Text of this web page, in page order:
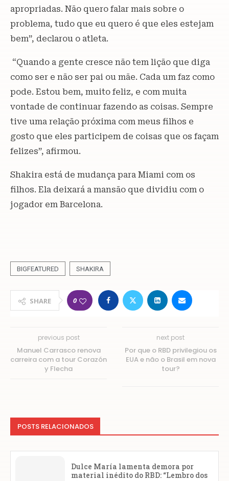
apropriadas. Não quero falar mais sobre o
problema, tudo que eu quero é que eles estejam
bem”, declarou o atleta.
“Quando a gente cresce não tem lição que diga
como ser e não ser pai ou mãe. Cada um faz como
pode. Estou bem, muito feliz, e com muita
vontade de continuar fazendo as coisas. Sempre
tive uma relação próxima com meus filhos e
gosto que eles participem de coisas que os façam
felizes”, afirmou.
Shakira está de mudança para Miami com os
filhos. Ela deixará a mansão que dividiu com o
jogador em Barcelona.
BIGFEATURED SHAKIRA
SHARE 0
previous post
Manuel Carrasco renova
carreira com a tour Corazón
y Flecha
next post
Por que o RBD privilegiou os
EUA e não o Brasil em nova
tour?
POSTS RELACIONADOS
Dulce María lamenta demora por
material inédito do RBD: “Lembro dos